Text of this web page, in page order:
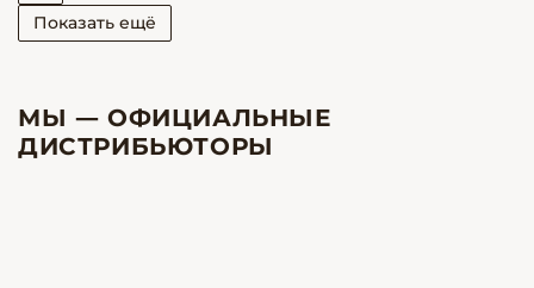
Показать ещё
МЫ — ОФИЦИАЛЬНЫЕ
ДИСТРИБЬЮТОРЫ